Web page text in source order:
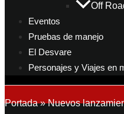
Off
Eventos
Pruebas de manejo
El Desvare
Personajes y Viajes en
Portada»Nuevos